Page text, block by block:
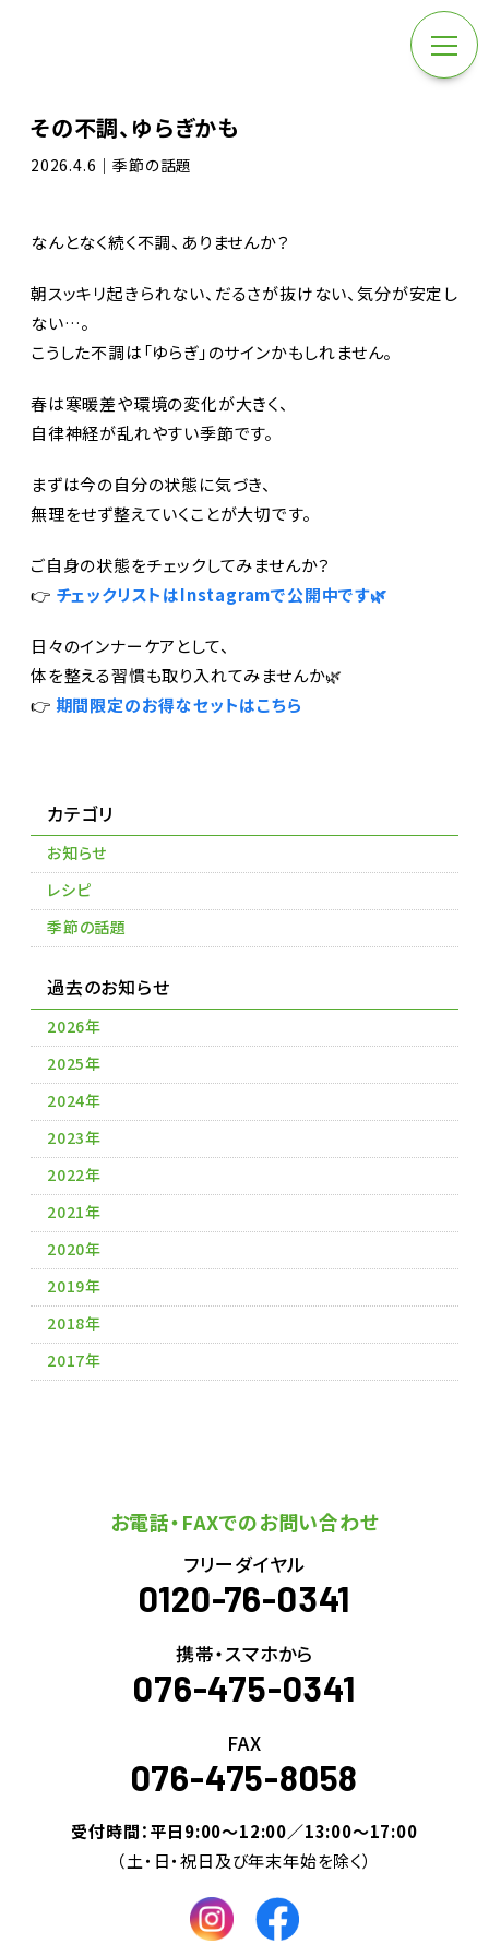
その不調、ゆらぎかも
2026.4.6｜季節の話題
なんとなく続く不調、ありませんか？
朝スッキリ起きられない、だるさが抜けない、気分が安定し
ない…。
こうした不調は「ゆらぎ」のサインかもしれません。
春は寒暖差や環境の変化が大きく、
自律神経が乱れやすい季節です。
まずは今の自分の状態に気づき、
無理をせず整えていくことが大切です。
ご自身の状態をチェックしてみませんか？
👉 チェックリストはInstagramで公開中です🌿
日々のインナーケアとして、
体を整える習慣も取り入れてみませんか🌿
👉 期間限定のお得なセットはこちら
カテゴリ
お知らせ
レシピ
季節の話題
過去のお知らせ
2026年
2025年
2024年
2023年
2022年
2021年
2020年
2019年
2018年
2017年
お電話・FAXでのお問い合わせ
フリーダイヤル
0120-76-0341
携帯・スマホから
076-475-0341
FAX
076-475-8058
受付時間：平日9:00～12:00／13:00～17:00
（土・日・祝日及び年末年始を除く）